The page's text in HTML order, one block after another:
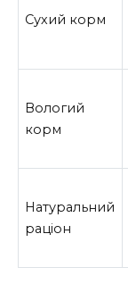
Сухий корм
Вологий
корм
Натуральний
раціон